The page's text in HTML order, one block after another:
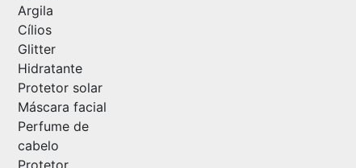
Argila
Cílios
Glitter
Hidratante
Protetor solar
Máscara facial
Perfume de
cabelo
Protetor